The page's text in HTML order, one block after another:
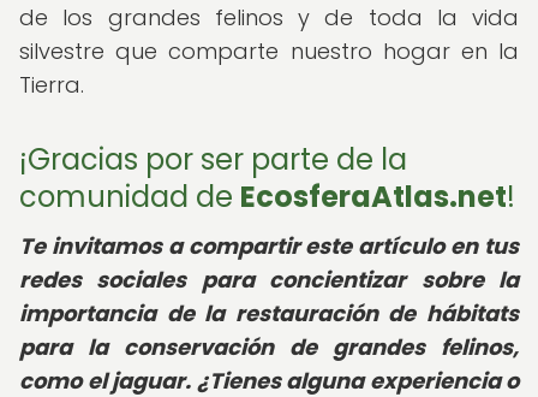
de los grandes felinos y de toda la vida
silvestre que comparte nuestro hogar en la
Tierra.
¡Gracias por ser parte de la
comunidad de EcosferaAtlas.net!
Te invitamos a compartir este artículo en tus
redes sociales para concientizar sobre la
importancia de la restauración de hábitats
para la conservación de grandes felinos,
como el jaguar. ¿Tienes alguna experiencia o